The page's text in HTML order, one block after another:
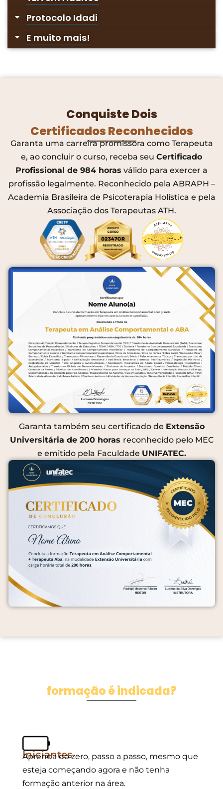
Protocolo Idadi
E muito mais!
Conquiste Dois
Certificados Reconhecidos
Garanta uma carreira promissora como Terapeuta
e, ao concluir o curso, receba seu Certificado
Profissional de 984 horas válido para exercer a
profissão legalmente. Reconhecido pela ABRAPH –
Academia Brasileira de Psicoterapia Holística e pela
Associação dos Terapeutas ATH.
Garanta também seu certificado de Extensão
Universitária de 200 horas reconhecido pelo MEC
e emitido pela Faculdade UNIFATEC.
formação é indicada?
Iniciantes
Aprenda do zero, passo a passo, mesmo que
esteja começando agora e não tenha
formação anterior na área.